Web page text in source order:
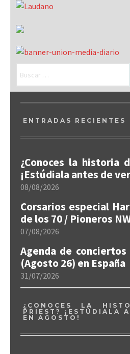
ENTRADAS RECIENTES
¿Conoces la historia
¡Estúdiala antes de
08/08/2026
Corsarios especial
de los 70 / Pioneros
07/08/2026
Agenda de
(Agosto 26) en España
31/07/2026
¿CONOCES LA
PRIEST? ¡ESTÚDIALA
EN AGOSTO!